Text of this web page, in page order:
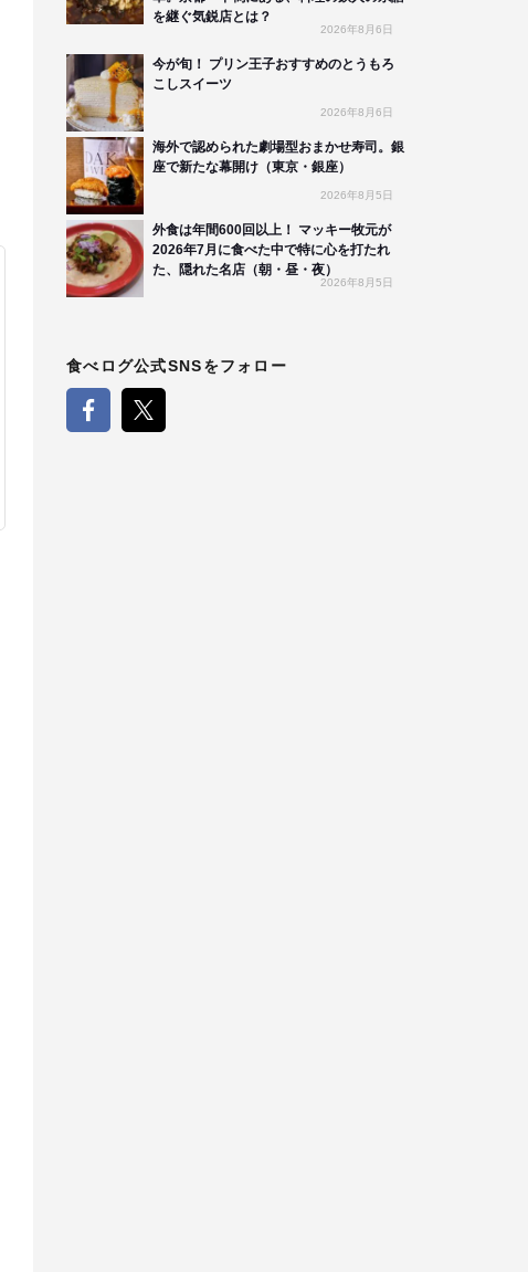
を継ぐ気鋭店とは？
2026年8月6日
今が旬！ プリン王子おすすめのとうもろ
こしスイーツ
2026年8月6日
海外で認められた劇場型おまかせ寿司。銀
座で新たな幕開け（東京・銀座）
2026年8月5日
外食は年間600回以上！ マッキー牧元が
2026年7月に食べた中で特に心を打たれ
た、隠れた名店（朝・昼・夜）
2026年8月5日
食べログ公式SNSをフォロー